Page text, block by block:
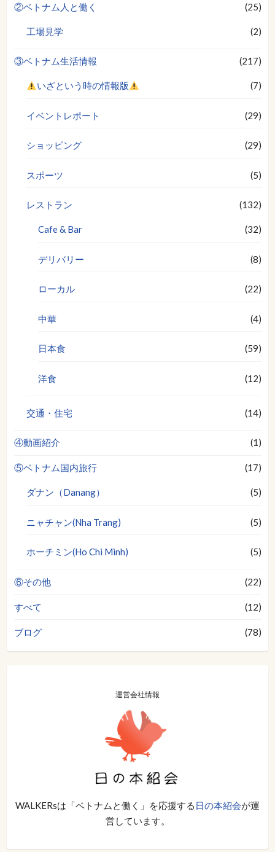
②ベトナム人と働く (25)
工場見学 (2)
③ベトナム生活情報 (217)
いざという時の情報版 (7)
イベントレポート (29)
ショッピング (29)
スポーツ (5)
レストラン (132)
Cafe & Bar (32)
デリバリー (8)
ローカル (22)
中華 (4)
日本食 (59)
洋食 (12)
交通・住宅 (14)
④動画紹介 (1)
⑤ベトナム国内旅行 (17)
ダナン（Danang） (5)
ニャチャン(Nha Trang) (5)
ホーチミン(Ho Chi Minh) (5)
⑥その他 (22)
すべて (12)
ブログ (78)
運営会社情報
WALKERsは「ベトナムと働く」を応援する 日の本紹会が運
営しています。